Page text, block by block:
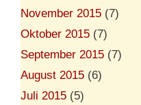
November 2015 (7)
Oktober 2015 (7)
September 2015 (7)
August 2015 (6)
Juli 2015 (5)